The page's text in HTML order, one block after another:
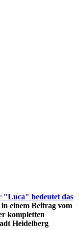
"Luca" bedeutet das
einem Beitrag vom
kompletten
Heidelberg